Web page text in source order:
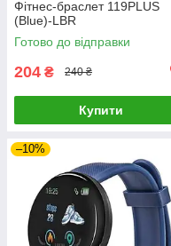
Фітнес-браслет 119PLUS
(Blue)-LВR
Готово до відправки
204 ₴ 240 ₴
Купити
–10%